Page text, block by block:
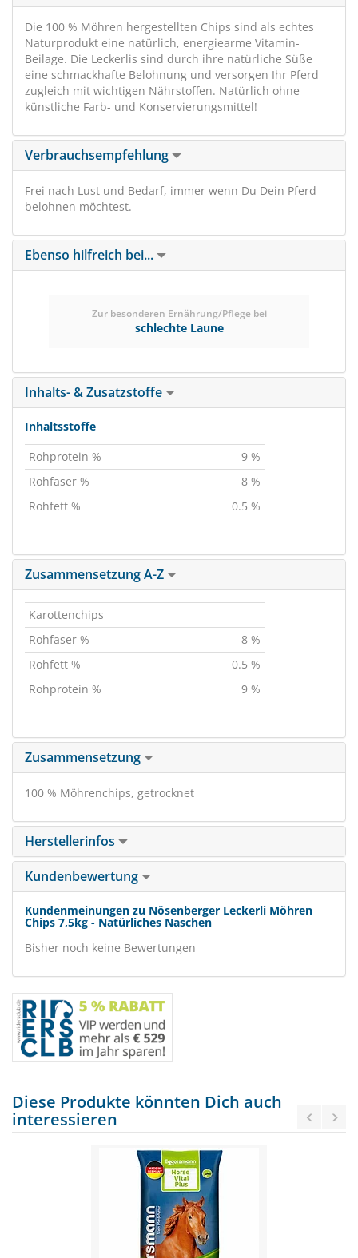
Die 100 % Möhren hergestellten Chips sind als echtes
Naturprodukt eine natürlich, energiearme Vitamin-
Beilage. Die Leckerlis sind durch ihre natürliche Süße
eine schmackhafte Belohnung und versorgen Ihr Pferd
zugleich mit wichtigen Nährstoffen. Natürlich ohne
künstliche Farb- und Konservierungsmittel!
Verbrauchsempfehlung
Frei nach Lust und Bedarf, immer wenn Du Dein Pferd
belohnen möchtest.
Ebenso hilfreich bei...
Zur besonderen Ernährung/Pflege bei
schlechte Laune
Inhalts- & Zusatzstoffe
Inhaltsstoffe
Rohprotein %
9 %
Rohfaser %
8 %
Rohfett %
0.5 %
Zusammensetzung A-Z
Karottenchips
Rohfaser %
8 %
Rohfett %
0.5 %
Rohprotein %
9 %
Zusammensetzung
100 % Möhrenchips, getrocknet
Herstellerinfos
Kundenbewertung
Kundenmeinungen zu Nösenberger Leckerli Möhren
Chips 7,5kg - Natürliches Naschen
Bisher noch keine Bewertungen
Diese Produkte könnten Dich auch
interessieren